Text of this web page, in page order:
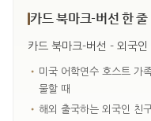
카드 북마크-버선 한 줄
카드 북마크-버선 - 외국
• 미국 어학연수 호스트 가
물할 때
• 해외 출국하는 외국인 친